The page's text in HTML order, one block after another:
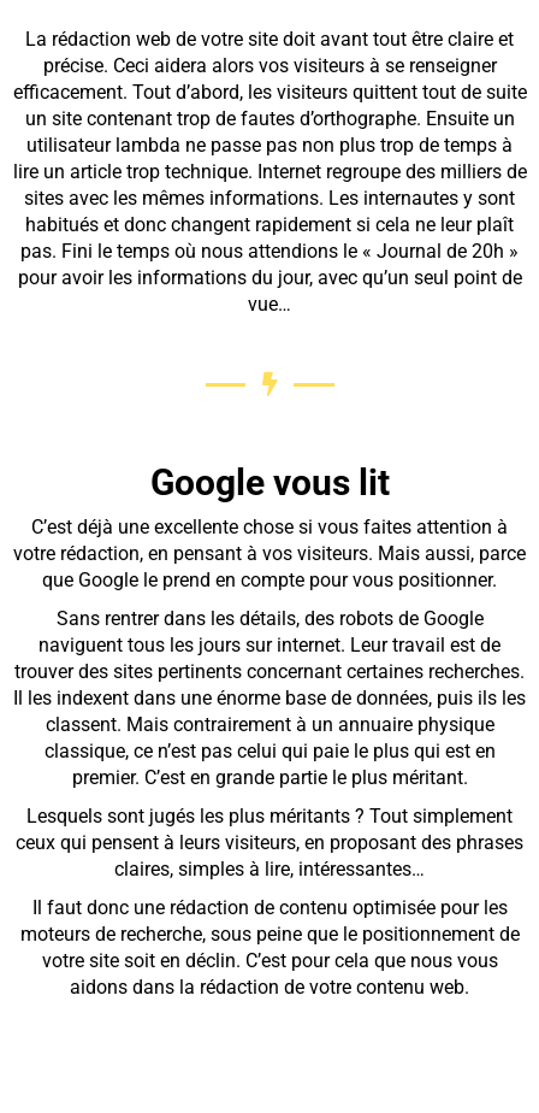
La rédaction web de votre site doit avant tout être claire et
précise. Ceci aidera alors vos visiteurs à se renseigner
efficacement. Tout d’abord, les visiteurs quittent tout de suite
un site contenant trop de fautes d’orthographe. Ensuite un
utilisateur lambda ne passe pas non plus trop de temps à
lire un article trop technique. Internet regroupe des milliers de
sites avec les mêmes informations. Les internautes y sont
habitués et donc changent rapidement si cela ne leur plaît
pas. Fini le temps où nous attendions le « Journal de 20h »
pour avoir les informations du jour, avec qu’un seul point de
vue…
Google vous lit
C’est déjà une excellente chose si vous faites attention à
votre rédaction, en pensant à vos visiteurs. Mais aussi, parce
que Google le prend en compte pour vous positionner.
Sans rentrer dans les détails, des robots de Google
naviguent tous les jours sur internet. Leur travail est de
trouver des sites pertinents concernant certaines recherches.
Il les indexent dans une énorme base de données, puis ils les
classent. Mais contrairement à un annuaire physique
classique, ce n’est pas celui qui paie le plus qui est en
premier. C’est en grande partie le plus méritant.
Lesquels sont jugés les plus méritants ? Tout simplement
ceux qui pensent à leurs visiteurs, en proposant des phrases
claires, simples à lire, intéressantes…
Il faut donc une rédaction de contenu optimisée pour les
moteurs de recherche, sous peine que le positionnement de
votre site soit en déclin. C’est pour cela que nous vous
aidons dans la rédaction de votre contenu web.